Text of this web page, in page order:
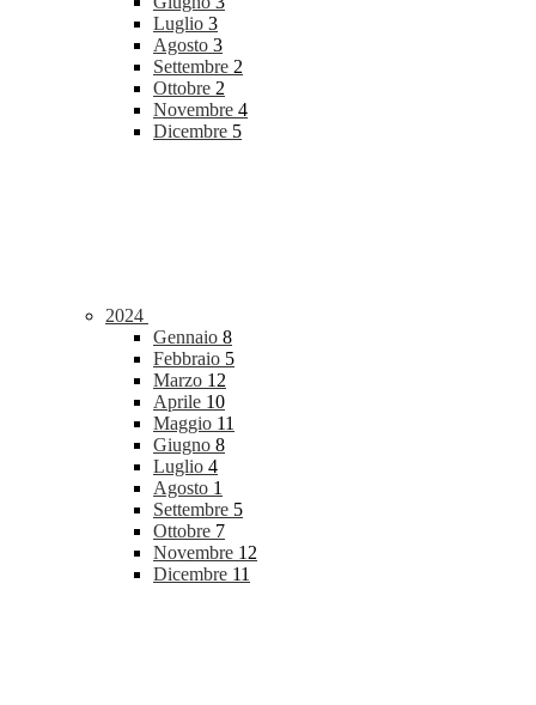
Luglio 3
Agosto 3
Settembre 2
Ottobre 2
Novembre 4
Dicembre 5
2024
Gennaio 8
Febbraio 5
Marzo 12
Aprile 10
Maggio 11
Giugno 8
Luglio 4
Agosto 1
Settembre 5
Ottobre 7
Novembre 12
Dicembre 11